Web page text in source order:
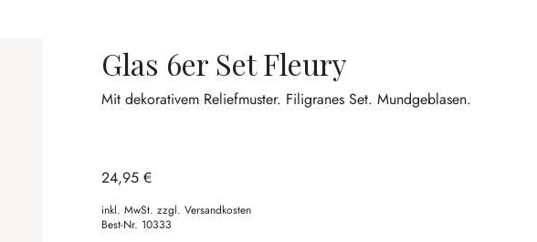
Glas 6er Set Fleury
Mit dekorativem Reliefmuster. Filigranes Set.Mundgeblasen.
24,95 €
inkl. MwSt. zzgl. Versandkosten
Best-Nr. 10333